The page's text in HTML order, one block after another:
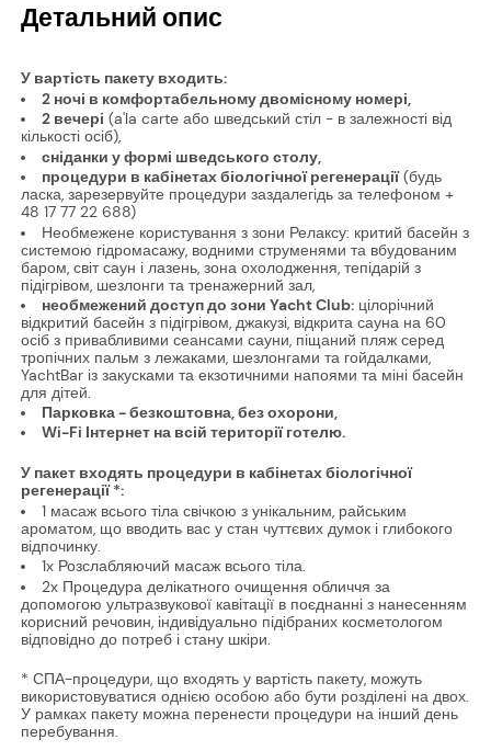
Детальний опис
У вартість пакету входить:
2 ночі в комфортабельному двомісному номері,
2 вечері (a'la carte або шведський стіл - в залежності від
кількості осіб),
сніданки у формі шведського столу,
процедури в кабінетах біологічної регенерації(будь
ласка, зарезервуйте процедури заздалегідь за телефоном +
48 17 77 22 688)
Необмежене користування з зони Релаксу: критий басейн з
системою гідромасажу, водними струменями та вбудованим
баром, світ саун і лазень, зона охолодження, тепідарій з
підігрівом, шезлонги та тренажерний зал,
необмежений доступ до зони Yacht Club:цілорічний
відкритий басейн з підігрівом, джакузі, відкрита сауна на 60
осіб з привабливими сеансами сауни, піщаний пляж серед
тропічних пальм з лежаками, шезлонгами та гойдалками,
YachtBar із закусками та екзотичними напоями та міні басейн
для дітей.
Парковка - безкоштовна, без охорони,
Wi-Fi Інтернет на всій території готелю.
У пакет входять процедури в кабінетах біологічної
регенерації *:
1 масаж всього тіла свічкою з унікальним, райським
ароматом, що вводить вас у стан чуттєвих думок і глибокого
відпочинку.
1x Розслабляючий масаж всього тіла.
2x Процедура делікатного очищення обличчя за
допомогою ультразвукової кавітації в поєднанні з нанесенням
корисний речовин, індивідуально підібраних косметологом
відповідно до потреб і стану шкіри.
* СПА-процедури, що входять у вартість пакету, можуть
використовуватися однією особою або бути розділені на двох.
У рамках пакету можна перенести процедури на інший день
перебування.